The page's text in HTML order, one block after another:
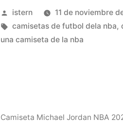
michael
jordan
looney
Publicado
por
istern 11 de noviembre
Etiquetas:
camisetas de futbol dela nba,
una camiseta de la nba
Camiseta Michael Jordan NBA